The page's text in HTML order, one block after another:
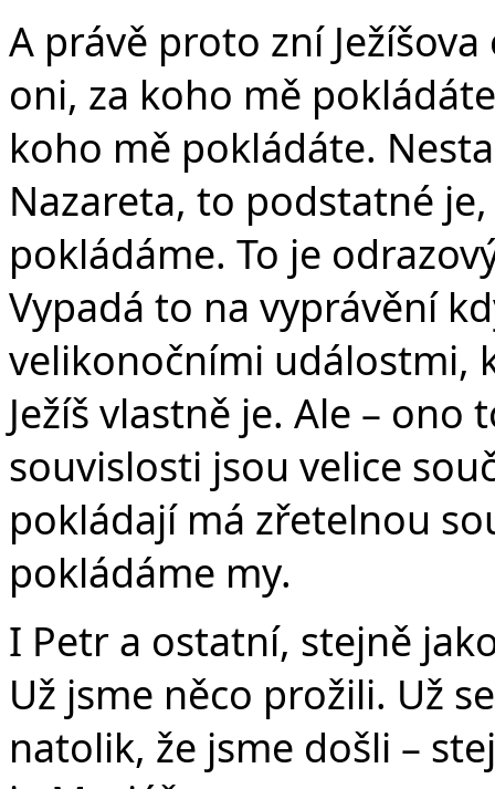
A právě proto zní
oni, za koho mě
koho mě pokládáte.
Nazareta, to podstatné
pokládáme. To je
Vypadá to na vyprávění
velikonočními událostmi,
Ježíš vlastně je. Ale –
souvislosti jsou velice
pokládají má zřetelnou
pokládáme my.
I Petr a ostatní, stejně
Už jsme něco prožili. Už
natolik, že jsme došli –